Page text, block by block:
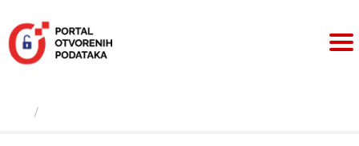
sadržaj